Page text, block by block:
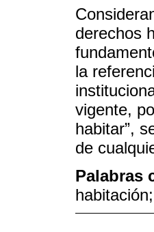
derechos
la
vigente,
habitar”,
de
Palabras